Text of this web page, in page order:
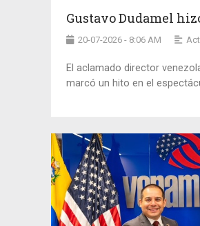
Gustavo Dudamel
20-07-2026 - 8:06 AM
El aclamado director
marcó un hito en el